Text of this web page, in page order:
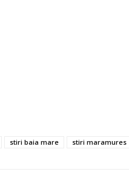
stiri baia mare stiri maramures